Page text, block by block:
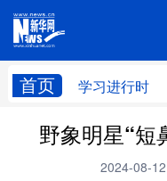
首页 学习进行时
学习进行时 高层
财经
野象明星“短
2024-08-